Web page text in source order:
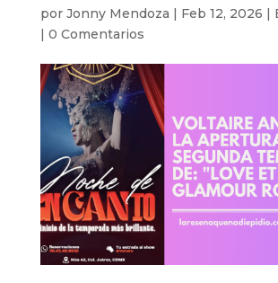
por Jonny Mendoza | Feb 12, 2026 |
| 0 Comentarios